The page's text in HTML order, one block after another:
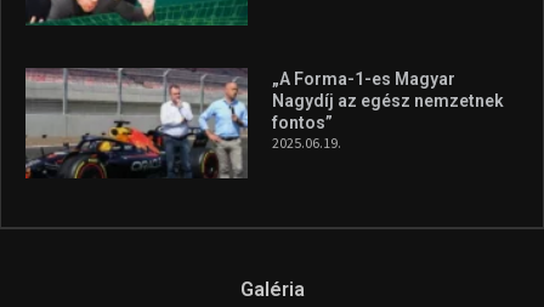
„A Forma-1-es Magyar
Nagydíj az egész nemzetnek
fontos”
2025.06.19.
Galéria